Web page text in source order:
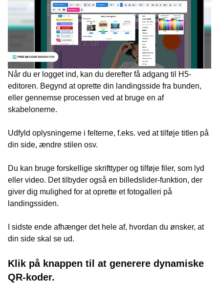
Når du er logget ind, kan du derefter få adgang til H5-
editoren. Begynd at oprette din landingsside fra bunden,
eller gennemse processen ved at bruge en af
skabelonerne.
Udfyld oplysningerne i felterne, f.eks. ved at tilføje titlen på
din side, ændre stilen osv.
Du kan bruge forskellige skrifttyper og tilføje filer, som lyd
eller video. Det tilbyder også en billedslider-funktion, der
giver dig mulighed for at oprette et fotogalleri på
landingssiden.
I sidste ende afhænger det hele af, hvordan du ønsker, at
din side skal se ud.
Klik på knappen til at generere dynamiske
QR-koder.